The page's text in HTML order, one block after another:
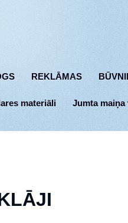
REKLĀMAS
materiāli Jumta maiņa